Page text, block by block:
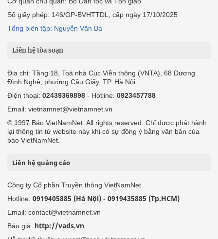
Số giấy phép: 146/GP-BVHTTDL, cấp ngày 17/10/2025
Tổng biên tập: Nguyễn Văn Bá
Liên hệ tòa soạn
Địa chỉ: Tầng 18, Toà nhà Cục Viễn thông (VNTA), 68 Dương
Đình Nghệ, phường Cầu Giấy, TP. Hà Nội.
Điện thoại: 02439369898 - Hotline: 0923457788
Email: vietnamnet@vietnamnet.vn
© 1997 Báo VietNamNet. All rights reserved. Chỉ được phát hành
lại thông tin từ website này khi có sự đồng ý bằng văn bản của
báo VietNamNet.
Liên hệ quảng cáo
Công ty Cổ phần Truyền thông VietNamNet
Hotline: 0919405885 (Hà Nội) - 0919435885 (Tp.HCM)
Email: contact@vietnamnet.vn
Báo giá: http://vads.vn